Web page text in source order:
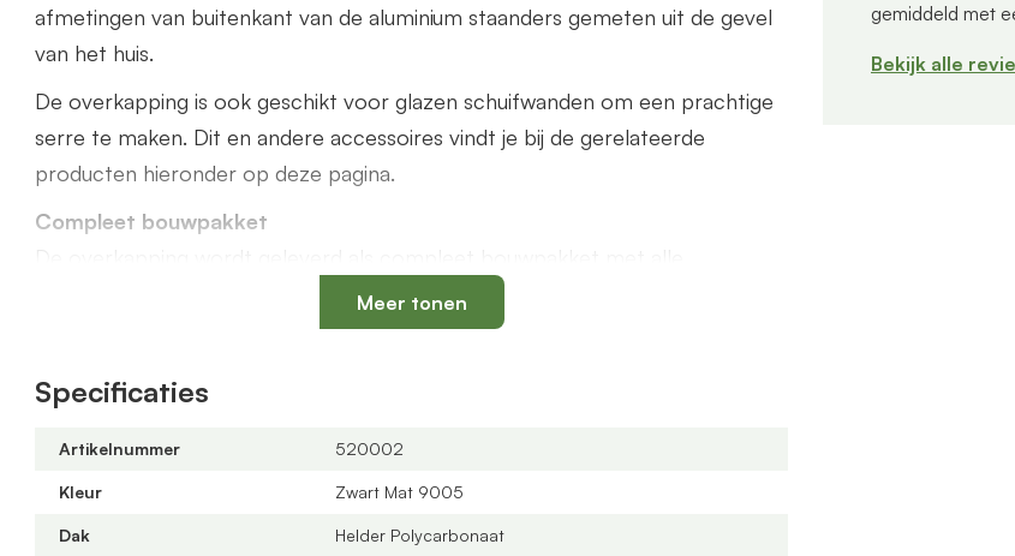
afmetingen van buitenkant van de aluminium staanders gemeten uit de gevel
van het huis.
De overkapping is ook geschikt voor glazen schuifwanden om een prachtige
serre te maken. Dit en andere accessoires vindt je bij de gerelateerde
producten hieronder op deze pagina.
Compleet bouwpakket
benodigde onderdelen zoals PVC bladvanger, PVC buis/90 graden bocht van
75mm, rubbers worden meegeleverd.
Offerte aanvragen
Bestel via de webshop of vraag
veranda kunnen wij gratis op maat leveren. Zowel in de breedte als diepte.
Het beste vraagt u dan een offerte aan.
Meer tonen
Specificaties
Artikelnummer 520002
Kleur Zwart Mat 9005
Dak Helder Polycarbonaat
gemiddeld met
Bekijk alle